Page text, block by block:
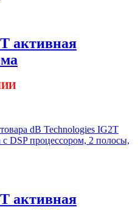
активная
активная